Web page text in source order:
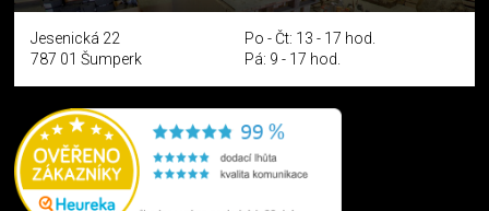
Jesenická 22
787 01 Šumperk
Po - Čt: 13 - 17 hod.
Pá: 9 - 17 hod.